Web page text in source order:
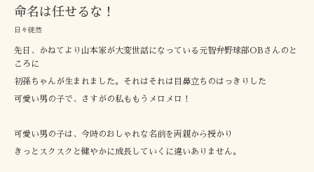
命名は任せるな！
日々徒然
先日、かねてより山本家が大変世話になっている元智弁野球部OBさんのと
ころに
初孫ちゃんが生まれました。それはそれは目鼻立ちのはっきりした
可愛い男の子で、さすがの私ももうメロメロ！
可愛い男の子は、今時のおしゃれな名前を両親から授かり
きっとスクスクと健やかに成長していくに違いありません。